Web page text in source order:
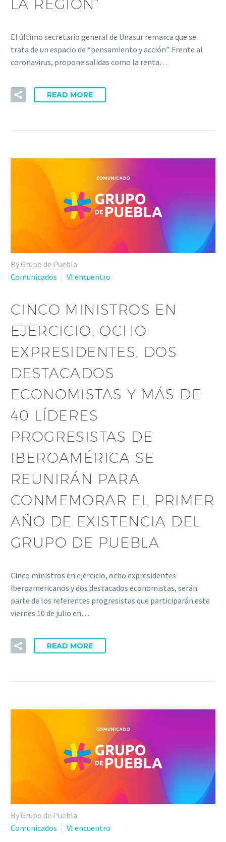
LA REGIÓN”
El último secretario general de Unasur remarca que se
trata de un espacio de “pensamiento y acción”. Frente al
coronavirus, propone salidas como la renta…
READ MORE
By Grupo de Puebla
Comunicados
VI encuentro
CINCO MINISTROS EN
EJERCICIO, OCHO
EXPRESIDENTES, DOS
DESTACADOS
ECONOMISTAS Y MÁS DE
40 LÍDERES
PROGRESISTAS DE
IBEROAMÉRICA SE
REUNIRÁN PARA
CONMEMORAR EL PRIMER
AÑO DE EXISTENCIA DEL
GRUPO DE PUEBLA
Cinco ministros en ejercicio, ocho expresidentes
iberoamericanos y dos destacados economistas, serán
parte de los referentes progresistas que participarán este
viernes 10 de julio en…
READ MORE
By Grupo de Puebla
Comunicados
VI encuentro